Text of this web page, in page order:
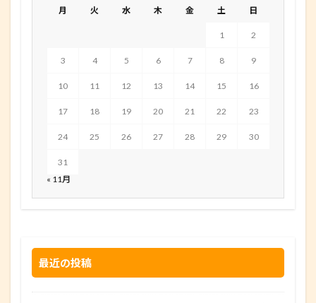
月 火 水 木 金 土 日
1 2
3 4 5 6 7 8 9
10 11 12 13 14 15 16
17 18 19 20 21 22 23
24 25 26 27 28 29 30
31
« 11月
最近の投稿